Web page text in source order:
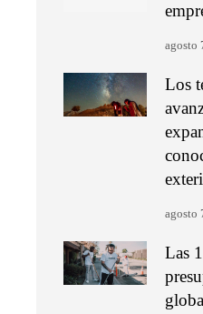
agosto
Los
agosto
Las